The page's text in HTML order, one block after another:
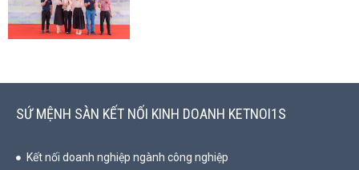
SỨ MỆNH SÀN KẾT NỐI KINH DOANH KETNOI1S
Kết nối doanh nghiệp ngành công nghiệp